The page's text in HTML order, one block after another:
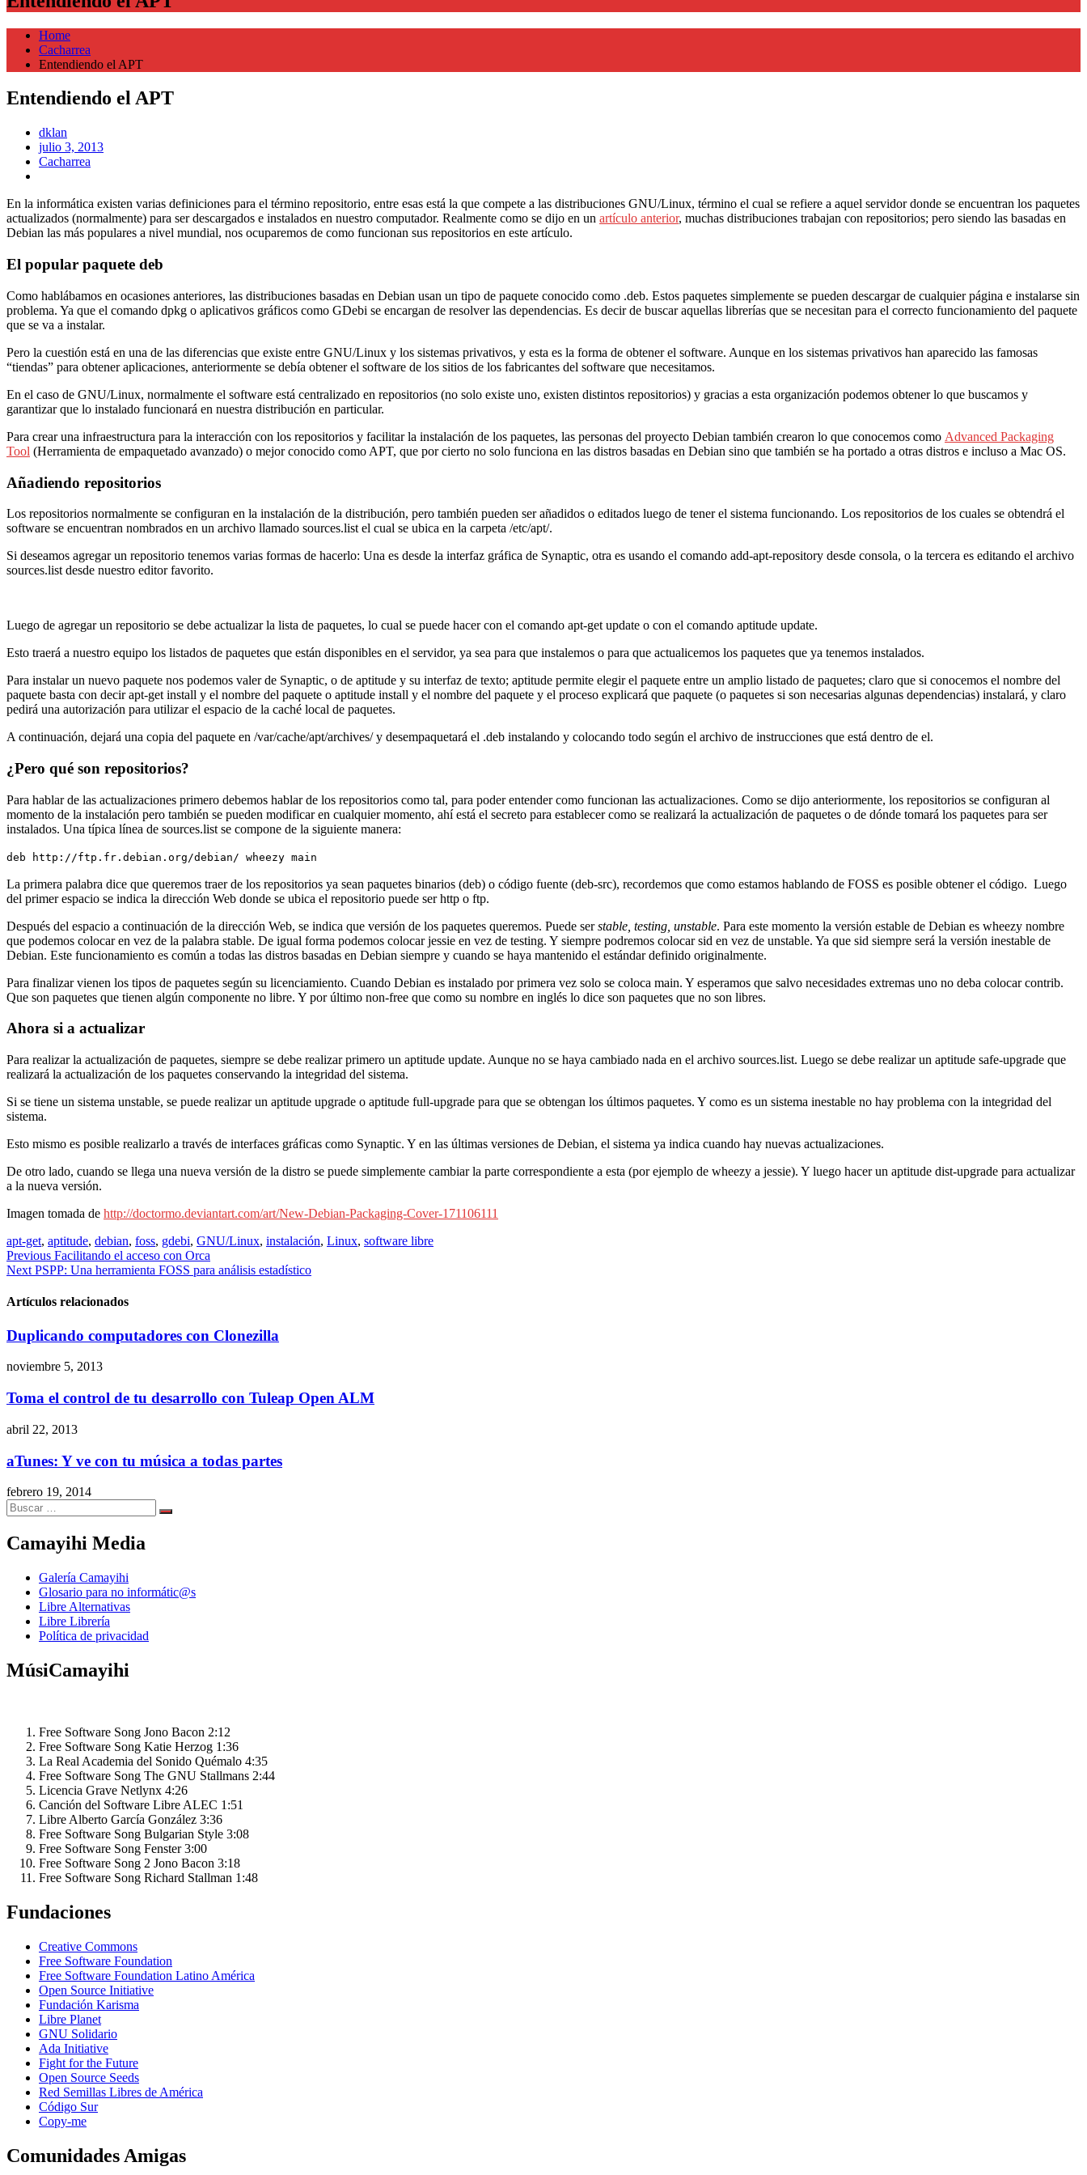
Home
Cacharrea
Entendiendo el APT
Entendiendo el APT
dklan
Posted
on
julio 3, 2013
Cacharrea
En la informática existen varias definiciones para el término repositorio, entre esas está la que compete a las distribuciones GNU/Linux, término el cual se refiere a aquel servidor donde se encuentran los paquetes
actualizados (normalmente) para ser descargados e instalados en nuestro computador. Realmente como se dijo en un artículo anterior, muchas distribuciones trabajan con repositorios; pero siendo las basadas en
Debian las más populares a nivel mundial, nos ocuparemos de como funcionan sus repositorios en este artículo.
El popular paquete deb
Como hablábamos en ocasiones anteriores, las distribuciones basadas en Debian usan un tipo de paquete conocido como .deb. Estos paquetes simplemente se pueden descargar de cualquier página e instalarse sin
problema. Ya que el comando dpkg o aplicativos gráficos como GDebi se encargan de resolver las dependencias. Es decir de buscar aquellas librerías que se necesitan para el correcto funcionamiento del paquete
que se va a instalar.
Pero la cuestión está en una de las diferencias que existe entre GNU/Linux y los sistemas privativos, y esta es la forma de obtener el software. Aunque en los sistemas privativos han aparecido las famosas
“tiendas” para obtener aplicaciones, anteriormente se debía obtener el software de los sitios de los fabricantes del software que necesitamos.
En el caso de GNU/Linux, normalmente el software está centralizado en repositorios (no solo existe uno, existen distintos repositorios) y gracias a esta organización podemos obtener lo que buscamos y
garantizar que lo instalado funcionará en nuestra distribución en particular.
Para crear una infraestructura para la interacción con los repositorios y facilitar la instalación de los paquetes, las personas del proyecto Debian también crearon lo que conocemos como Advanced Packaging
Tool (Herramienta de empaquetado avanzado) o mejor conocido como APT, que por cierto no solo funciona en las distros basadas en Debian sino que también se ha portado a otras distros e incluso a Mac OS.
Añadiendo repositorios
Los repositorios normalmente se configuran en la instalación de la distribución, pero también pueden ser añadidos o editados luego de tener el sistema funcionando. Los repositorios de los cuales se obtendrá el
software se encuentran nombrados en un archivo llamado sources.list el cual se ubica en la carpeta /etc/apt/.
Si deseamos agregar un repositorio tenemos varias formas de hacerlo: Una es desde la interfaz gráfica de Synaptic, otra es usando el comando add-apt-repository desde consola, o la tercera es editando el archivo
sources.list desde nuestro editor favorito.
Luego de agregar un repositorio se debe actualizar la lista de paquetes, lo cual se puede hacer con el comando apt-get update o con el comando aptitude update.
Esto traerá a nuestro equipo los listados de paquetes que están disponibles en el servidor, ya sea para que instalemos o para que actualicemos los paquetes que ya tenemos instalados.
Para instalar un nuevo paquete nos podemos valer de Synaptic, o de aptitude y su interfaz de texto; aptitude permite elegir el paquete entre un amplio listado de paquetes; claro que si conocemos el nombre del
paquete basta con decir apt-get install y el nombre del paquete o aptitude install y el nombre del paquete y el proceso explicará que paquete (o paquetes si son necesarias algunas dependencias) instalará, y claro
pedirá una autorización para utilizar el espacio de la caché local de paquetes.
A continuación, dejará una copia del paquete en /var/cache/apt/archives/ y desempaquetará el .deb instalando y colocando todo según el archivo de instrucciones que está dentro de el.
¿Pero qué son repositorios?
Para hablar de las actualizaciones primero debemos hablar de los repositorios como tal, para poder entender como funcionan las actualizaciones. Como se dijo anteriormente, los repositorios se configuran al
momento de la instalación pero también se pueden modificar en cualquier momento, ahí está el secreto para establecer como se realizará la actualización de paquetes o de dónde tomará los paquetes para ser
instalados. Una típica línea de sources.list se compone de la siguiente manera:
deb http://ftp.fr.debian.org/debian/ wheezy main
La primera palabra dice que queremos traer de los repositorios ya sean paquetes binarios (deb) o código fuente (deb-src), recordemos que como estamos hablando de FOSS es posible obtener el código. Luego
del primer espacio se indica la dirección Web donde se ubica el repositorio puede ser http o ftp.
Después del espacio a continuación de la dirección Web, se indica que versión de los paquetes queremos. Puede serstable, testing, unstable. Para este momento la versión estable de Debian es wheezy nombre
que podemos colocar en vez de la palabra stable. De igual forma podemos colocar jessie en vez de testing. Y siempre podremos colocar sid en vez de unstable. Ya que sid siempre será la versión inestable de
Debian. Este funcionamiento es común a todas las distros basadas en Debian siempre y cuando se haya mantenido el estándar definido originalmente.
Para finalizar vienen los tipos de paquetes según su licenciamiento. Cuando Debian es instalado por primera vez solo se coloca main. Y esperamos que salvo necesidades extremas uno no deba colocar contrib.
Que son paquetes que tienen algún componente no libre. Y por último non-free que como su nombre en inglés lo dice son paquetes que no son libres.
Ahora si a actualizar
Para realizar la actualización de paquetes, siempre se debe realizar primero un aptitude update. Aunque no se haya cambiado nada en el archivo sources.list. Luego se debe realizar un aptitude safe-upgrade que
realizará la actualización de los paquetes conservando la integridad del sistema.
Si se tiene un sistema unstable, se puede realizar un aptitude upgrade o aptitude full-upgrade para que se obtengan los últimos paquetes. Y como es un sistema inestable no hay problema con la integridad del
sistema.
Esto mismo es posible realizarlo a través de interfaces gráficas como Synaptic. Y en las últimas versiones de Debian, el sistema ya indica cuando hay nuevas actualizaciones.
De otro lado, cuando se llega una nueva versión de la distro se puede simplemente cambiar la parte correspondiente a esta (por ejemplo de wheezy a jessie). Y luego hacer un aptitude dist-upgrade para actualizar
a la nueva versión.
Imagen tomada de http://doctormo.deviantart.com/art/New-Debian-Packaging-Cover-171106111
apt-get, aptitude, debian, foss, gdebi, GNU/Linux, instalación, Linux, software libre
Navegación
de
entradas
Previous Facilitando el acceso con Orca
Next PSPP: Una herramienta FOSS para análisis estadístico
Artículos relacionados
Duplicando computadores con Clonezilla
noviembre 5, 2013
Toma el control de tu desarrollo con Tuleap Open ALM
abril 22, 2013
aTunes: Y ve con tu música a todas partes
febrero 19, 2014
Search
for:
Search
Camayihi Media
Galería Camayihi
Glosario para no informátic@s
Libre Alternativas
Libre Librería
Política de privacidad
MúsiCamayihi
Free Software Song Jono Bacon 2:12
Free Software Song Katie Herzog 1:36
La Real Academia del Sonido Quémalo 4:35
Free Software Song The GNU Stallmans 2:44
Licencia Grave Netlynx 4:26
Canción del Software Libre ALEC 1:51
Libre Alberto García González 3:36
Free Software Song Bulgarian Style 3:08
Free Software Song Fenster 3:00
Free Software Song 2 Jono Bacon 3:18
Free Software Song Richard Stallman 1:48
Fundaciones
Creative Commons
Free Software Foundation
Free Software Foundation Latino América
Open Source Initiative
Fundación Karisma
Libre Planet
GNU Solidario
Ada Initiative
Fight for the Future
Open Source Seeds
Red Semillas Libres de América
официальный
лучшего
в
Código Sur
Copy-me
Comunidades Amigas